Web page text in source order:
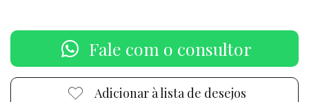
Fale com o consultor
Adicionar à lista de desejos